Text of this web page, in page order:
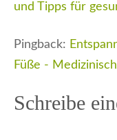
und Tipps für
Pingback:
Füße -
Schreibe